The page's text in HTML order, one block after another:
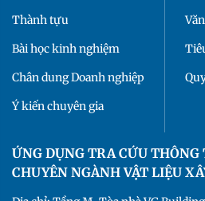
Thành tựu
Bài học kinh nghiệm
Chân dung Doanh nghiệp
Ý kiến chuyên gia
ỨNG DỤNG TRA CỨU
CHUYÊN NGÀNH VẬT LIỆU